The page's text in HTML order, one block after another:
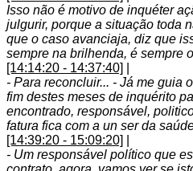
Isso não é motivo de inquéter
julgurir, porque a situação toda
que o caso avanciaja, diz que
sempre na brilhenda, é sempre
[14:14:20 - 14:37:40]
- Para reconcluir... - Já me guia
fim destes meses de inquérito
encontrado, responsável,
fatura fica com a un ser da
[14:39:20 - 15:09:20]
- Um responsável político que